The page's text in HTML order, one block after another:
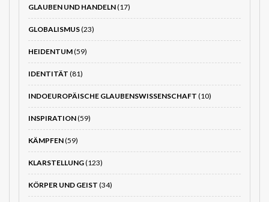
GLAUBEN UND HANDELN(17)
GLOBALISMUS(23)
HEIDENTUM(59)
IDENTITÄT (81)
INDOEUROPÄISCHE GLAUBENSWISSENSCHAFT (10)
INSPIRATION(59)
KÄMPFEN(59)
KLARSTELLUNG(123)
KÖRPER UND GEIST (34)